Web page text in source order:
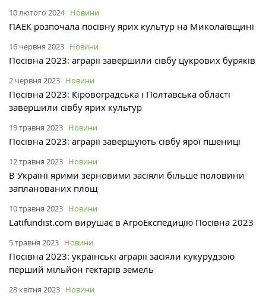
10 лютого 2024 Новини
ПАЕК розпочала посівну ярих культур на Миколаївщині
16 червня 2023 Новини
Посівна 2023: аграрії завершили сівбу цукрових буряків
2 червня 2023 Новини
Посівна 2023: Кіровоградська і Полтавська області
завершили сівбу ярих культур
19 травня 2023 Новини
Посівна 2023: аграрії завершують сівбу ярої пшениці
12 травня 2023 Новини
В Україні ярими зерновими засіяли більше половини
запланованих площ
10 травня 2023 Новини
Latifundist.com вирушає в АгроЕкспедицію Посівна 2023
5 травня 2023 Новини
Посівна 2023: українські аграрії засіяли кукурудзою
перший мільйон гектарів земель
28 квітня 2023 Новини